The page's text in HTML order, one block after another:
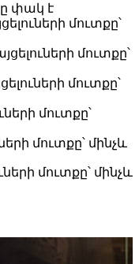
փակ է
մուտքը՝
մուտքը՝
մուտքը՝
մուտքը՝
մուտքը՝ մինչև
մուտքը՝ մինչև